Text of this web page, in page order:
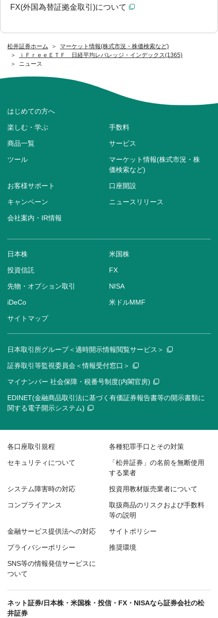
松井証券ホーム
マーケット情報(株式市況・株価検索など)
ｉＦｒｅｅＥＴＦ 日経平均レバレッジ・インデックス(1365)
ニュース
FX(外国為替証拠金取引)について
はじめての方へ
楽しむ・学ぶ 手数料
商品一覧 サービス
ツール
マーケット情報(株式市況・株
価検索など)
お客様サポート 口座開設
キャンペーン ニュースリリース
会社案内・IR情報
日本株 米国株
投資信託 FX
先物・オプション取引 NISA
iDeCo 米ドルMMF
サイトマップ
日本取引所グループ＜適時開示情報閲覧サービス＞
証券取引等監視委員会＜情報受付窓口＞
マイナンバー 社会保障・税番号制度(内閣官房)
EDINET(金融商品取引法に基づく有価証券報告書等の開示書類に
関する電子開示システム)
各口座取引規程 各種犯罪手口とその対策
セキュリティについて
「松井証券」の名前を無断使用
する業者
システム障害時の対応 投資用教材販売業者について
コンプライアンス
取扱商品のリスクおよび手数料
等の説明
金融サービス提供法への対応 サイトポリシー
プライバシーポリシー 推奨環境
SNS等の情報発信サービスに
ついて
ネット証券/日本株・米国株・投信・FX・NISAなら証券会社の松
井証券